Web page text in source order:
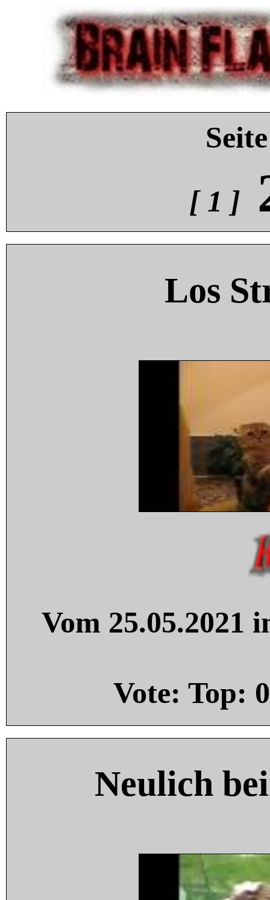
[ 1 ]
Los
Vom 25.05.2021
Vote: Top: 0
Neulich